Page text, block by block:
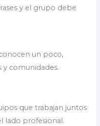
y el grupo debe
un poco,
y comunidades.
que trabajan juntos
lado profesional.